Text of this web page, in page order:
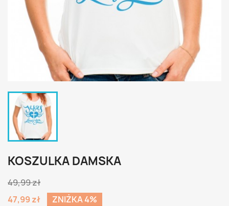
KOSZULKA DAMSKA
49,99 zł
47,99 zł
ZNIŻKA 4%